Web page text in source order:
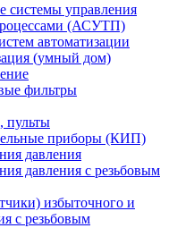
системы управления
(АСУТП)
автоматизации
(умный дом)
фильтры
пульты
приборы (КИП)
давления
давления с резьбовым
избыточного и
с резьбовым